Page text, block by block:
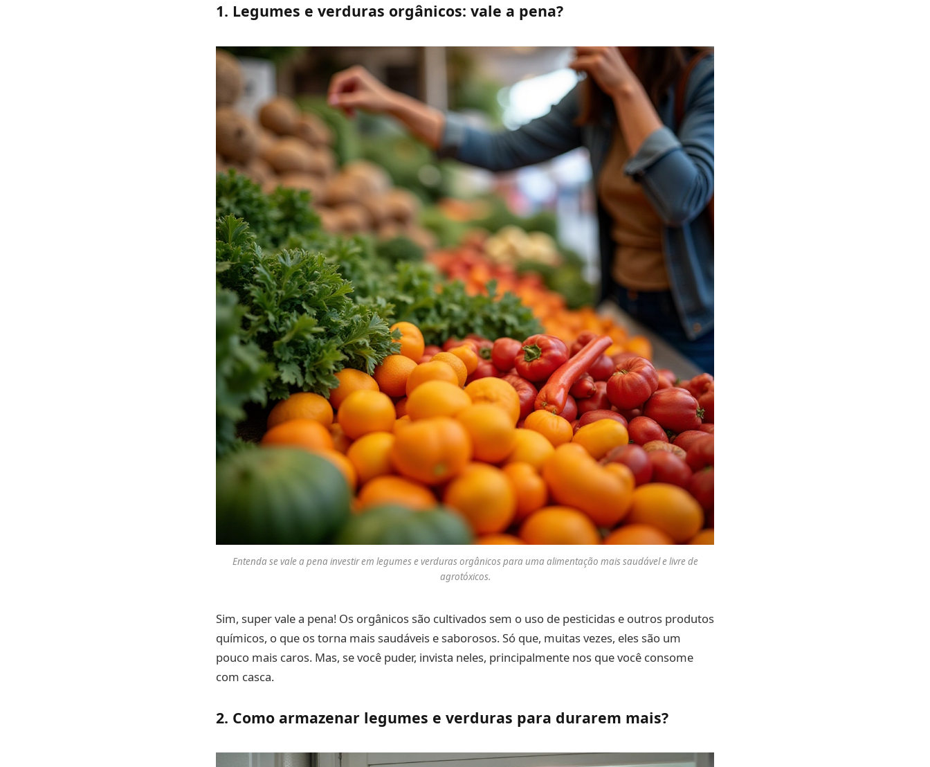
1. Legumes e verduras orgânicos: vale a pena?
Entenda se vale a pena investir em legumes e verduras orgânicos para uma alimentação mais saudável e livre de
agrotóxicos.
Sim, super vale a pena! Os orgânicos são cultivados sem o uso de pesticidas e outros produtos
químicos, o que os torna mais saudáveis e saborosos. Só que, muitas vezes, eles são um
pouco mais caros. Mas, se você puder, invista neles, principalmente nos que você consome
com casca.
2. Como armazenar legumes e verduras para durarem mais?